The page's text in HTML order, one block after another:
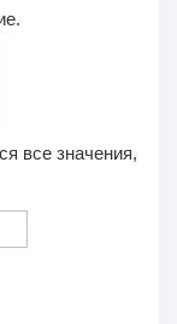
все значения,